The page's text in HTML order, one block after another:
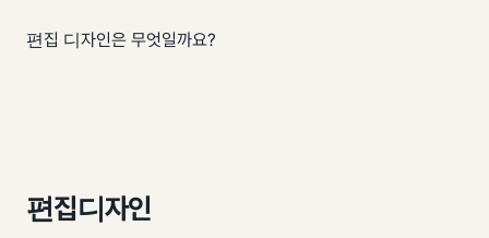
편집 디자인은 무엇일까요?
편집디자인